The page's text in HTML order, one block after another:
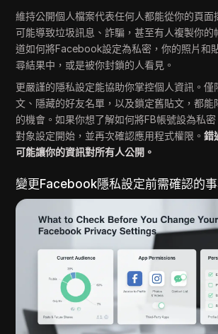
維持公開個人檔案代表任何人都能從你的頁面
可能導致垃圾訊息、詐騙，甚至有人複製你的
道如何將Facebook設定為私密，你的照片和
尋結果中，或是被你封鎖的人看見。
更嚴謹的隱私設定能協助你掌控個人資訊。僅
文、隱藏的好友名單，以及鎖定舊貼文，都能
的機會。如果你想了解如何將FB帳號設為私
對象設定開始，並再次確認應用程式權限。錯
可能讓你的資訊對所有人公開。
變更Facebook隱私設定前需確認的